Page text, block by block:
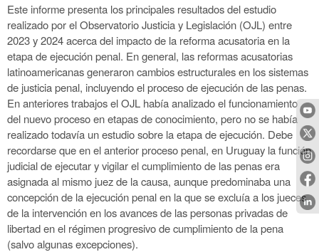
Este informe presenta los principales resultados del estudio
realizado por el Observatorio Justicia y Legislación (OJL) entre
2023 y 2024 acerca del impacto de la reforma acusatoria en la
etapa de ejecución penal. En general, las reformas acusatorias
latinoamericanas generaron cambios estructurales en los sistemas
de justicia penal, incluyendo el proceso de ejecución de las penas.
En anteriores trabajos el OJL había analizado el funcionamiento
del nuevo proceso en etapas de conocimiento, pero no se había
realizado todavía un estudio sobre la etapa de ejecución. Debe
recordarse que en el anterior proceso penal, en Uruguay la función
judicial de ejecutar y vigilar el cumplimiento de las penas era
asignada al mismo juez de la causa, aunque predominaba una
concepción de la ejecución penal en la que se excluía a los jueces
de la intervención en los avances de las personas privadas de
libertad en el régimen progresivo de cumplimiento de la pena
(salvo algunas excepciones).